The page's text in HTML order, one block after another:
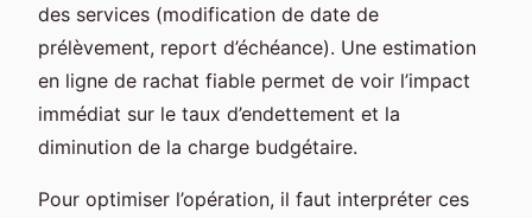
des services (modification de date de
prélèvement, report d’échéance). Une estimation
en ligne de rachat fiable permet de voir l’impact
immédiat sur le taux d’endettement et la
diminution de la charge budgétaire.
Pour optimiser l’opération, il faut interpréter ces